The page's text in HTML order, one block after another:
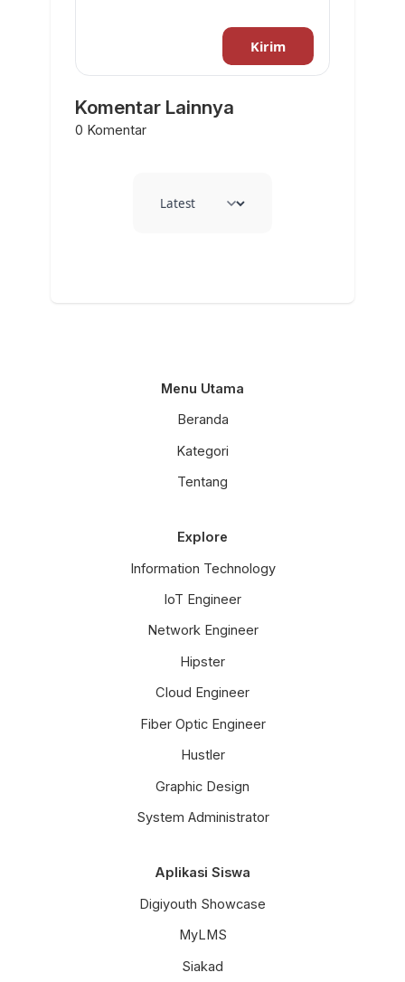
Kirim
Komentar Lainnya
0 Komentar
Menu Utama
Beranda
Kategori
Tentang
Explore
Information Technology
IoT Engineer
Network Engineer
Hipster
Cloud Engineer
Fiber Optic Engineer
Hustler
Graphic Design
System Administrator
Aplikasi Siswa
Digiyouth Showcase
MyLMS
Siakad